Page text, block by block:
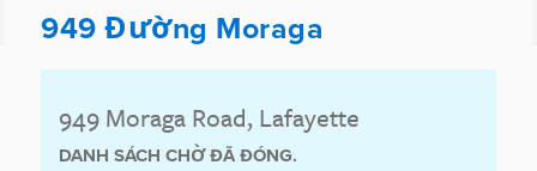
949 Đường Moraga
949 Moraga Road, Lafayette
DANH SÁCH CHỜ ĐÃ ĐÓNG.